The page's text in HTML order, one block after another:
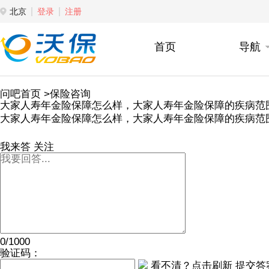
北京 登录 注册
首页 导航
问吧首页 >保险咨询
大家人寿年金险保障怎么样，大家人寿年金险保障的疾病范
大家人寿年金险保障怎么样，大家人寿年金险保障的疾病范
我来答 关注
0/1000
验证码：
看不清？点击刷新 提交答